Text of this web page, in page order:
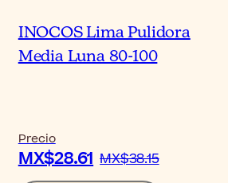
INOCOS Lima Pulidora
Media Luna 80-100
Precio
MX$28.61 MX$38.15